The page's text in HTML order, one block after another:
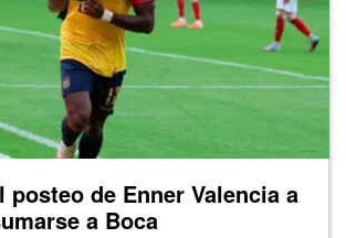
posteo de Enner Valencia a
a Boca